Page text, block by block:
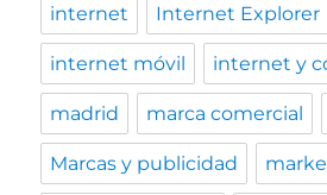
internet Internet Explorer
internet móvil internet y
madrid marca comercial
Marcas y publicidad